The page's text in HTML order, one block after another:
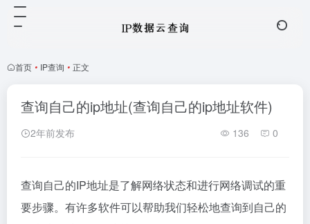
首页 • IP查询 • 正文
查询自己的ip地址(查询自己的ip地址软件)
2年前发布 136 0
查询自己的IP地址是了解网络状态和进行网络调试的重
要步骤。有许多软件可以帮助我们轻松地查询到自己的